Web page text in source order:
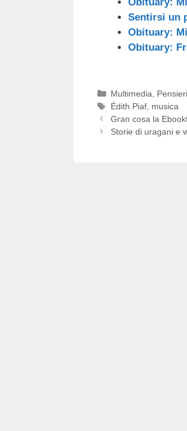
Sentirsi un
Obituary:
Obituary:
Categorie
Multimedia
Pensieri
Tag
Édith Piaf, musica
Gran cosa la
Storie di uragani e